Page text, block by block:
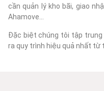
cần quản lý kho bãi, giao
Ahamove...
Đặc biệt chúng tôi tập
ra quy trình hiệu quả nhất từ